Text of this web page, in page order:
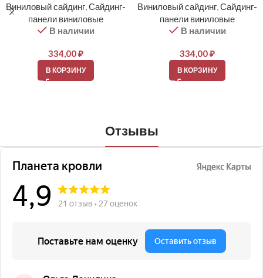
Виниловый сайдинг,Сайдинг-
панели виниловые
В наличии
334,00₽
В КОРЗИНУ
Виниловый сайдинг,Сайдинг-
панели виниловые
В наличии
334,00₽
В КОРЗИНУ
Отзывы